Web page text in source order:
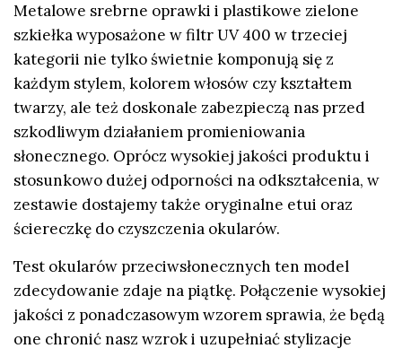
Metalowe srebrne oprawki i plastikowe zielone
szkiełka wyposażone w filtr UV 400 w trzeciej
kategorii nie tylko świetnie komponują się z
każdym stylem, kolorem włosów czy kształtem
twarzy, ale też doskonale zabezpieczą nas przed
szkodliwym działaniem promieniowania
słonecznego. Oprócz wysokiej jakości produktu i
stosunkowo dużej odporności na odkształcenia, w
zestawie dostajemy także oryginalne etui oraz
ściereczkę do czyszczenia okularów.
Test okularów przeciwsłonecznych ten model
zdecydowanie zdaje na piątkę. Połączenie wysokiej
jakości z ponadczasowym wzorem sprawia, że będą
one chronić nasz wzrok i uzupełniać stylizacje